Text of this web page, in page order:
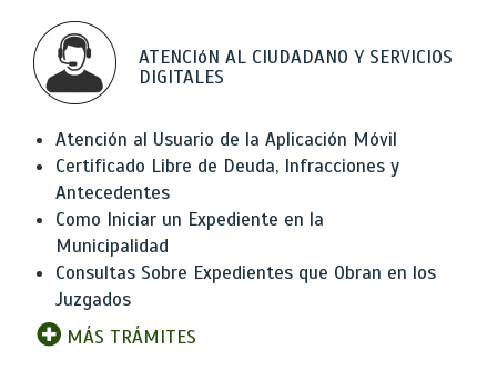
ATENCIóN AL CIUDADANO Y SERVICIOS
DIGITALES
Atención al Usuario de la Aplicación Móvil
Certificado Libre de Deuda, Infracciones y
Antecedentes
Como Iniciar un Expediente en la
Municipalidad
Consultas Sobre Expedientes que Obran en los
Juzgados
MÁS TRÁMITES